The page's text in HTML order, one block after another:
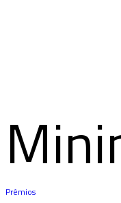
Prêmios